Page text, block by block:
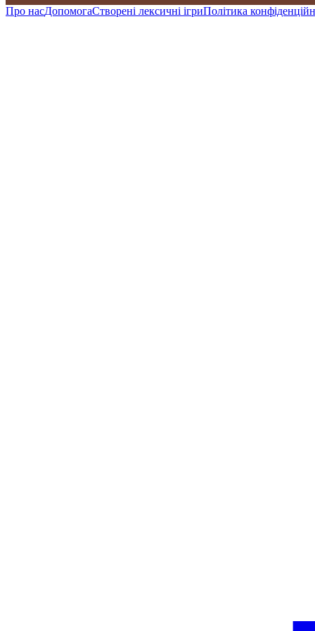
Про насДопомогаСтворені лексичні ігриПолітика